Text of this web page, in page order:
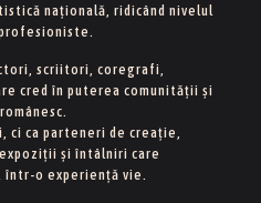
națională, ridicând nivelul
scriitori, coregrafi,
cred în puterea comunității și
ci ca parteneri de creație,
și întâlniri care
într-o experiență vie.